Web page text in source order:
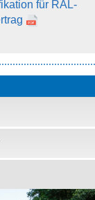
für RAL-